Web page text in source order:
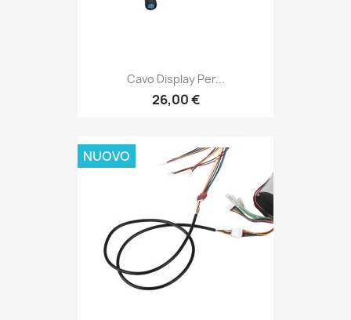
Cavo Display Per...
26,00 €
NUOVO